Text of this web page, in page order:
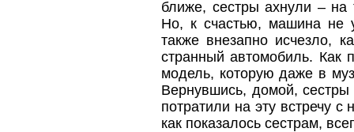
ближе, сестры ахнули – на
Но, к счастью, машина не
также внезапно исчезло,
странный автомобиль. Как
модель, которую даже в
Вернувшись, домой,
потратили на эту встречу
как показалось сестрам,